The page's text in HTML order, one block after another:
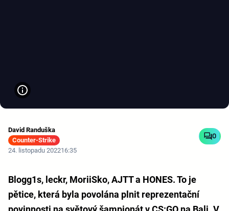
David Randuška
Counter-Strike
24. listopadu 202216:35
0
Blogg1s, leckr, MoriiSko, AJTT a HONES. To je
pětice, která byla povolána plnit reprezentační